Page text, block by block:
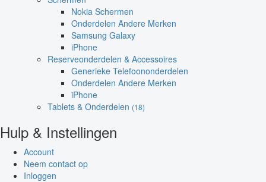
Nokia Schermen
Onderdelen Andere Merken
Samsung Galaxy
iPhone
Reserveonderdelen & Accessoires
Generieke Telefoononderdelen
Onderdelen Andere Merken
iPhone
Tablets & Onderdelen (18)
Hulp & Instellingen
Account
Neem contact op
Inloggen